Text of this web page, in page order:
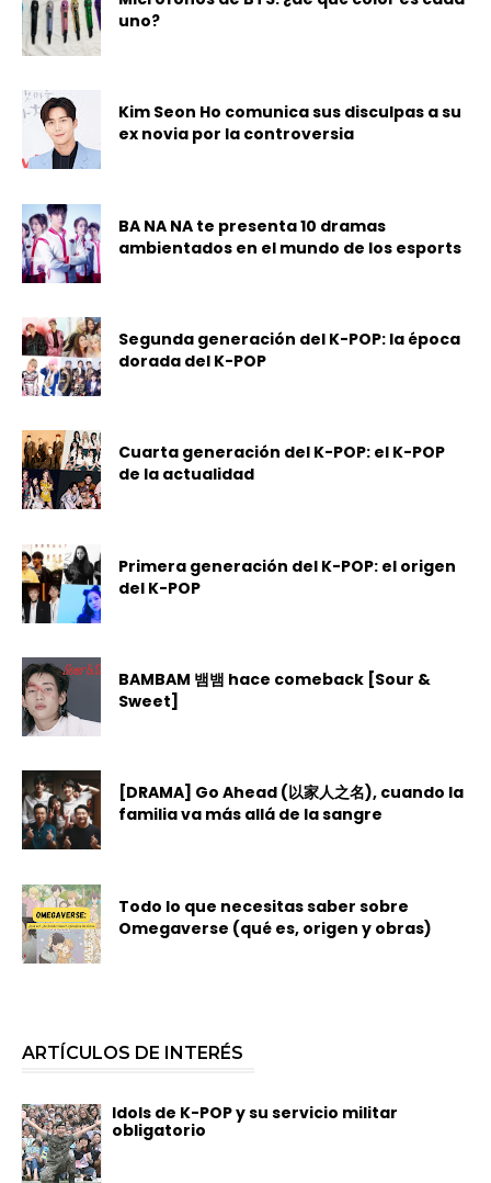
uno?
Kim Seon Ho comunica sus disculpas a su
ex novia por la controversia
BA NA NA te presenta 10 dramas
ambientados en el mundo de los esports
Segunda generación del K-POP: la época
dorada del K-POP
Cuarta generación del K-POP: el K-POP
de la actualidad
Primera generación del K-POP: el origen
del K-POP
BAMBAM 뱀뱀 hace comeback [Sour &
Sweet]
[DRAMA] Go Ahead (以家人之名), cuando la
familia va más allá de la sangre
Todo lo que necesitas saber sobre
Omegaverse (qué es, origen y obras)
ARTÍCULOS DE INTERÉS
Idols de K-POP y su servicio militar
obligatorio